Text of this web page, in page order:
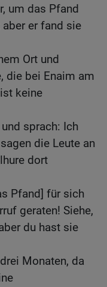
um das Pfand
aber er fand sie
Ort und
die bei Enaim am
keine
sprach: Ich
die Leute an
dort
Pfand] für sich
geraten! Siehe,
du hast sie
Monaten, da